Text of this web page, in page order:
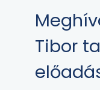
Tibor